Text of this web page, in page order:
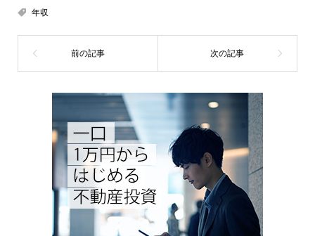
年収